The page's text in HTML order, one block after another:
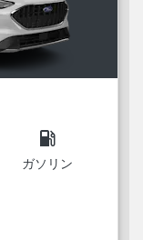
local_gas_station
ガソリン